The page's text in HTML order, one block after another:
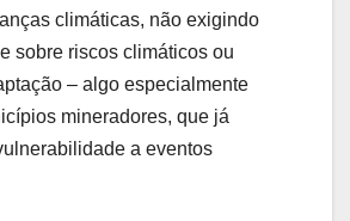
climáticas, não exigindo
sobre riscos climáticos ou
– algo especialmente
mineradores, que já
a eventos